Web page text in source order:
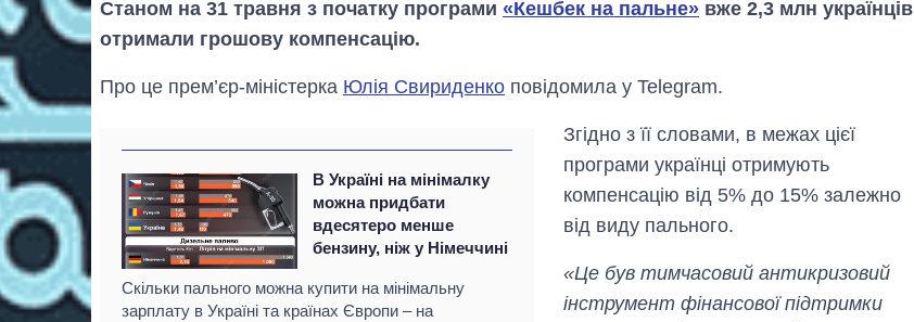
Станом на 31 травня з початку програми «Кешбек на пальне» вже 2,3 млн українців
отримали грошову компенсацію.
Про це прем’єр-міністерка Юлія Свириденко повідомила у Telegram.
В Україні на мінімалку
можна придбати
вдесятеро менше
бензину, ніж у Німеччині
Скільки пального можна купити на мінімальну
зарплату в Україні та країнах Європи – на
Згідно з її словами, в межах цієї
програми українці отримують
компенсацію від 5% до 15% залежно
від виду пального.
«Це був тимчасовий антикризовий
інструмент фінансової підтримки